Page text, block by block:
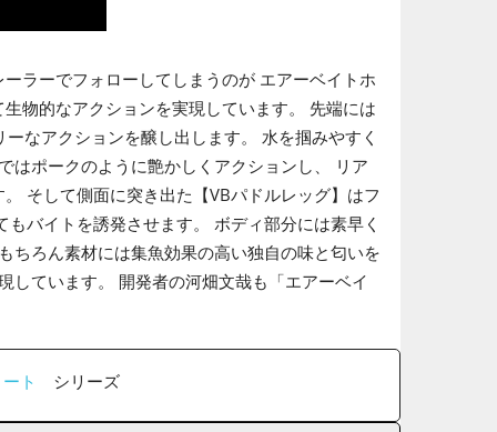
ラーでフォローしてしまうのが エアーベイトホ
物的なアクションを実現しています。 先端には
なアクションを醸し出します。 水を掴みやすく
はポークのように艶かしくアクションし、 リア
そして側面に突き出た【VBパドルレッグ】はフ
バイトを誘発させます。 ボディ部分には素早く
ちろん素材には集魚効果の高い独自の味と匂いを
しています。 開発者の河畑文哉も「エアーベイ
ト シリーズ